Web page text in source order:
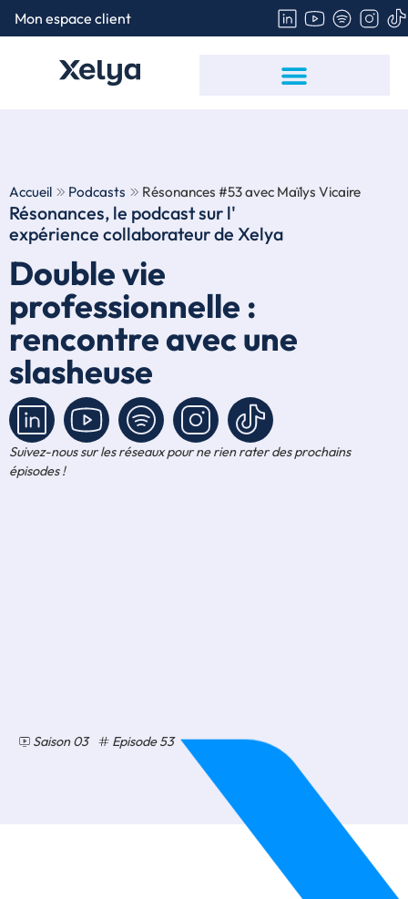
Mon espace client
Accueil Podcasts Résonances #53 avec Maïlys Vicaire
Résonances, le podcast sur l'
expérience collaborateurde Xelya
Double vie
professionnelle :
rencontre avec une
slasheuse
Suivez-nous sur les réseaux pour ne rien rater des prochains
épisodes !
Saison 03 Episode 53